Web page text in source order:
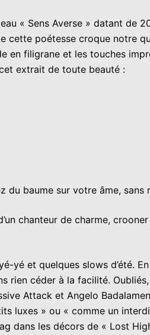
« Sens Averse » datant de
cette poétesse croque notre
filigrane et les touches
extrait de toute beauté :
du baume sur votre âme, sans
chanteur de charme,
yé et quelques slows d’été.
rien céder à la facilité.
Attack et Angelo
luxes » ou « comme un
dans les décors de « Lost